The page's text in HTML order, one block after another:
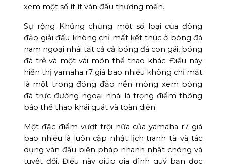
xem một số ít ít ván đấu thương mến.
Sự rộng Khủng chủng một số loại của đông
đảo giải đấu không chỉ mất kết thúc ở bóng đá
nam ngoại nhái tất cả cả bóng đá con gái, bóng
đá trẻ và một vài môn thể thao khác. Điều này
hiển thị yamaha r7 giá bao nhiều không chỉ mất
là một trong đông đảo nền móng xem bóng
đá trực đường ngoại nhái là trọng điểm thông
báo thể thao khái quát và toàn diện.
Một đặc điểm vượt trội nữa của yamaha r7 giá
bao nhiều là luôn cập nhật lịch tranh tài và tác
dụng ván đấu biện pháp nhanh nhất chóng và
tuyệt đối. Điều này giúp gia đình quý bạn đọc